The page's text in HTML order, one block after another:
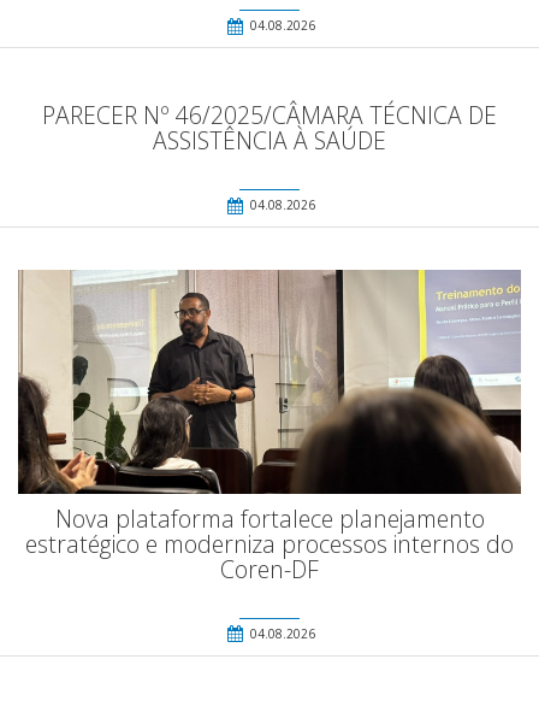
04.08.2026
PARECER Nº 46/2025/CÂMARA TÉCNICA DE
ASSISTÊNCIA À SAÚDE
04.08.2026
Nova plataforma fortalece planejamento
estratégico e moderniza processos internos do
Coren-DF
04.08.2026